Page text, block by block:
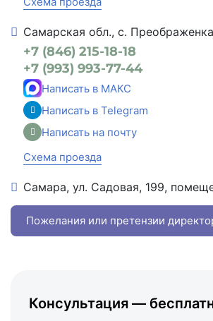
Самарская обл., с. Преображенка
+7 (846) 215-18-18
+7 (993) 993-77-44
Написать в МАКС
Написать в Telegram
Написать на почту
Схема проезда
Самара, ул. Садовая, 199,
+7 (993) 993-77-22
Написать в МАКС
Схема проезда
Пожелания или претензии
Консультация —